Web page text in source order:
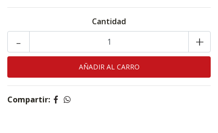
Cantidad
+
-
Compartir: